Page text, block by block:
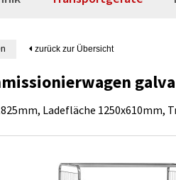
zurück zur Übersicht
Ladefläche 1250x610mm,